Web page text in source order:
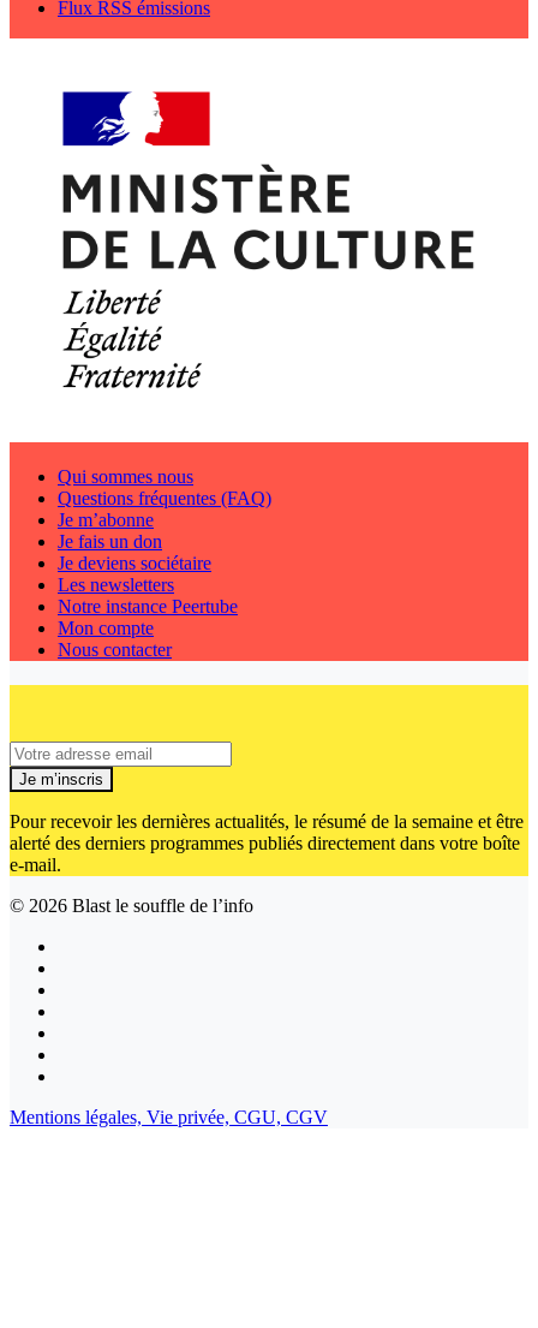
Flux RSS émissions
Qui sommes nous
Questions fréquentes (FAQ)
Je m’abonne
Je fais un don
Je deviens sociétaire
Les newsletters
Notre instance Peertube
Mon compte
Nous contacter
Je m’inscris
Pour recevoir les dernières actualités, le résumé de la semaine et être
alerté des derniers programmes publiés directement dans votre boîte
e-mail.
© 2026 Blast le souffle de l’info
Mentions légales, Vie privée, CGU, CGV